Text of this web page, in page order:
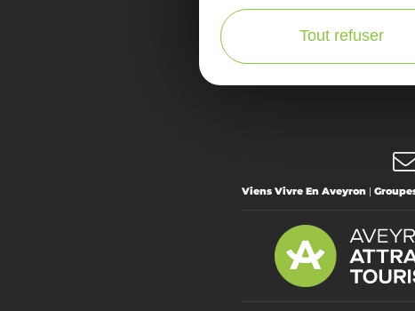
Voir la Carte
Viens Vivre En Aveyron |
Tout refuser